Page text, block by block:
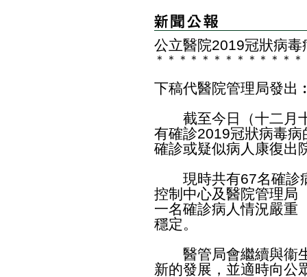
公立醫院2019冠狀病毒
＊ ＊ ＊ ＊ ＊ ＊ ＊ ＊ ＊ ＊ ＊ ＊ ＊
下稿代醫院管理局發出
截至今日（十二月十
有確診2019冠狀病毒
確診或疑似病人康復出
現時共有67名確診
控制中心及醫院管理局
一名確診病人情況嚴重
穩定。
醫管局會繼續與衞生
新的發展，並適時向公